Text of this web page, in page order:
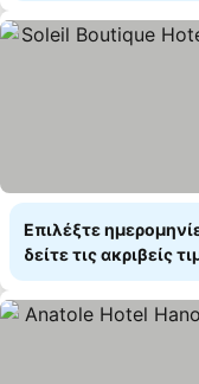
Επιλέξτε
δείτε τις ακριβείς